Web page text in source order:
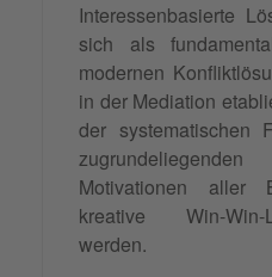
Interessenbasierte
sich als
modernen
in der Mediation
der systematischen
Motivationen aller
kreative Win-
werden.